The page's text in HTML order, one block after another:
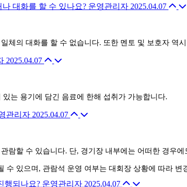
대화를 할 수 있나요? 운영관리자 2025.04.07
체의 대화를 할 수 없습니다. 또한 멘토 및 보호자 역
2025.04.07
는 용기에 담긴 음료에 한해 섭취가 가능합니다.
관리자 2025.04.07
람할 수 있습니다. 단, 경기장 내부에는 어떠한 경우
수 있으며, 관람석 운영 여부는 대회장 상황에 따라 변
행되나요? 운영관리자 2025.04.07